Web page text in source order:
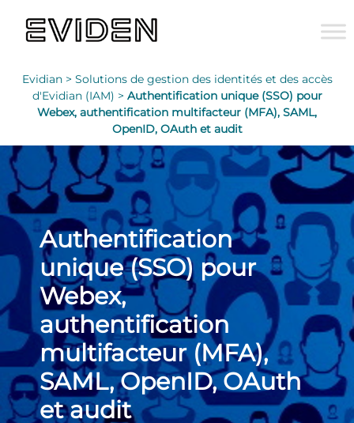
Evidian > Solutions de gestion des identités et des accès
d'Evidian (IAM) > Authentification unique (SSO) pour
Webex, authentification multifacteur (MFA), SAML,
OpenID, OAuth et audit
Authentification
unique (SSO) pour
Webex,
authentification
multifacteur (MFA),
SAML, OpenID, OAuth
et audit